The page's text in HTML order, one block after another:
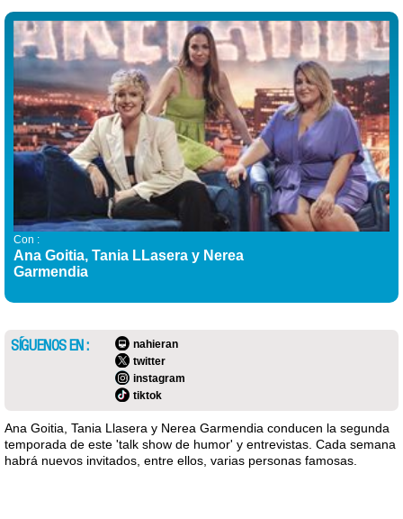
Con :
Ana Goitia, Tania LLasera y Nerea
Garmendia
SÍGUENOS EN :
nahieran
twitter
instagram
tiktok
Ana Goitia, Tania Llasera y Nerea Garmendia conducen la segunda
temporada de este 'talk show de humor' y entrevistas. Cada semana
habrá nuevos invitados, entre ellos, varias personas famosas.